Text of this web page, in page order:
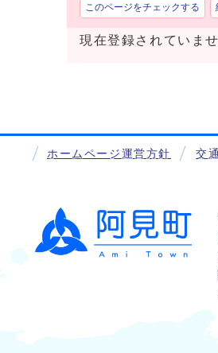
このページをチェックする
現在登録されていませ
ホームページ運営方針 交